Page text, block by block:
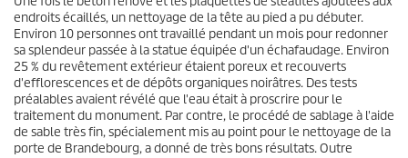
endroits écaillés, un nettoyage de la tête au pied a pu débuter.
Environ 10 personnes ont travaillé pendant un mois pour redonner
sa splendeur passée à la statue équipée d'un échafaudage. Environ
25 % du revêtement extérieur étaient poreux et recouverts
d'efflorescences et de dépôts organiques noirâtres. Des tests
préalables avaient révélé que l'eau était à proscrire pour le
traitement du monument. Par contre, le procédé de sablage à l'aide
de sable très fin, spécialement mis au point pour le nettoyage de la
porte de Brandebourg, a donné de très bons résultats. Outre